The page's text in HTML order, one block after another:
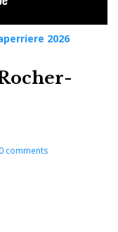
2026
comments